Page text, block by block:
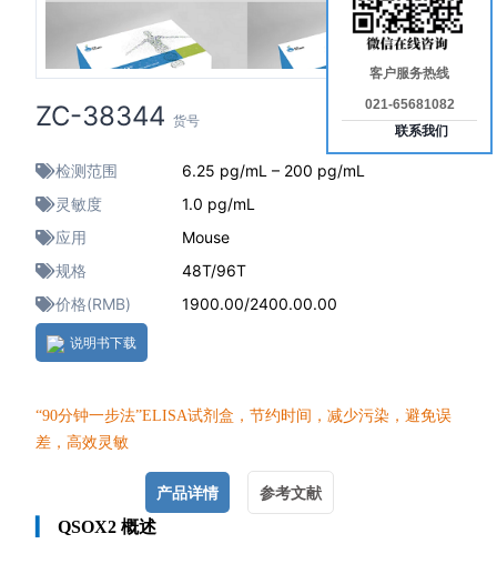
ZC-38344 货号
检测范围
6.25 pg/mL – 200 pg/mL
灵敏度
1.0 pg/mL
应用
Mouse
规格
48T/96T
价格(RMB)
1900.00/2400.00.00
说明书下载
“90分钟一步法”ELISA试剂盒，节约时间，减少污染，避免误
差，高效灵敏
产品详情
参考文献
QSOX2 概述
客户服务热线
021-65681082
联系我们